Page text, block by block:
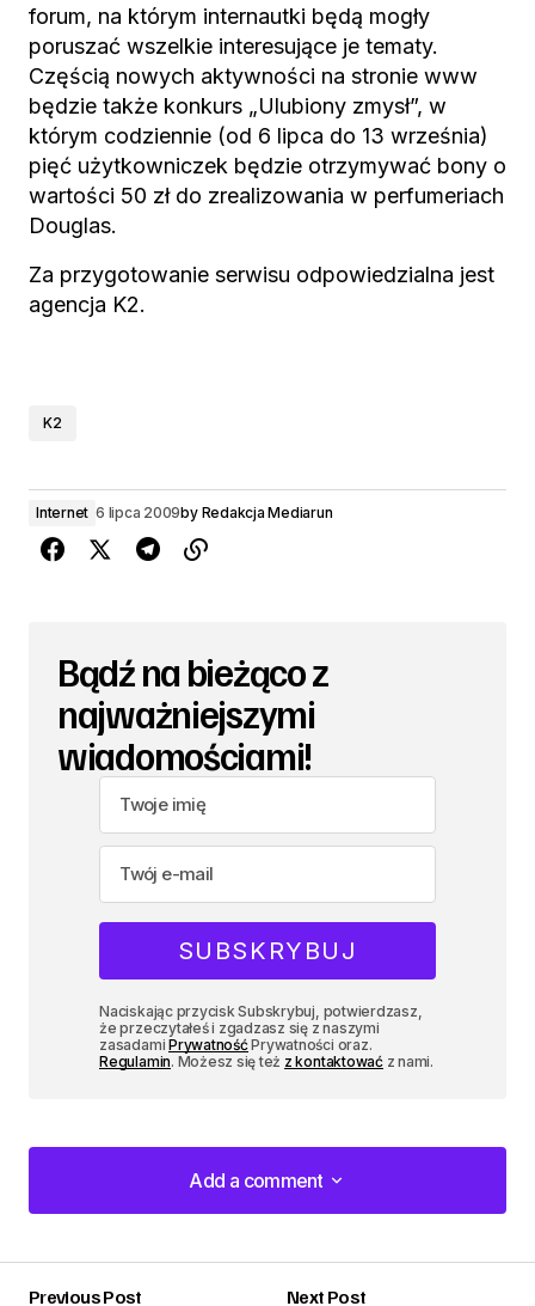
forum, na którym internautki będą mogły
poruszać wszelkie interesujące je tematy.
Częścią nowych aktywności na stronie www
będzie także konkurs „Ulubiony zmysł”, w
którym codziennie (od 6 lipca do 13 września)
pięć użytkowniczek będzie otrzymywać bony o
wartości 50 zł do zrealizowania w perfumeriach
Douglas.
Za przygotowanie serwisu odpowiedzialna jest
agencja K2.
K2
Internet 6 lipca 2009by Redakcja Mediarun
Bądź na bieżąco z
najważniejszymi
wiadomościami!
Naciskając przycisk Subskrybuj, potwierdzasz,
że przeczytałeś i zgadzasz się z naszymi
zasadamiPrywatnośćPrywatności oraz.
Regulamin. Możesz się też z kontaktowaćz nami.
Add a comment
Add a comment
Previous Post Next Post